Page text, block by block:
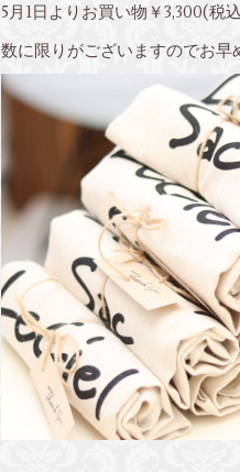
5月1日よりお買い物￥3,300(税
数に限りがございますのでお早